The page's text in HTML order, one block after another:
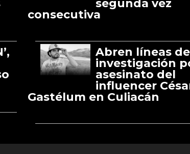
segunda vez
consecutiva
Abren líneas de
investigación
asesinato del
influencer
Gastélum en Culiacán